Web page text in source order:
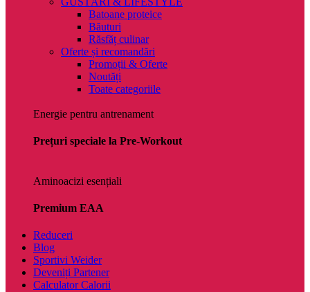
Batoane proteice
Băuturi
Răsfăț culinar
Oferte și recomandări
Promoții & Oferte
Noutăți
Toate categoriile
Energie pentru antrenament
Prețuri speciale la Pre-Workout
Aminoacizi esențiali
Premium EAA
Reduceri
Blog
Sportivi Weider
Deveniți Partener
Calculator Calorii